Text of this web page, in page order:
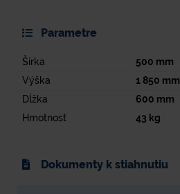
Parametre
Šírka 500 mm
Výška
1 850 mm
Dĺžka
600 mm
Hmotnosť
43 kg
Dokumenty k stiahnutiu